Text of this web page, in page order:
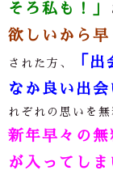
そろ私も！」
欲しいから早
された方、
「
なか良い出
れぞれの思いを
新年早々の
が入ってし